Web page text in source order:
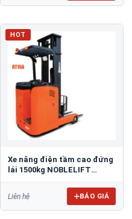
HOT
Xe nâng điện tầm cao đứng
lái 1500kg NOBLELIFT
Liên hệ BÁO GIÁ